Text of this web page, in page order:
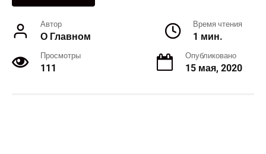
Автор
О Главном
Время чтения
1 мин.
Просмотры
111
Опубликовано
15 мая, 2020